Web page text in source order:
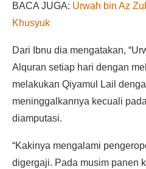
BACA JUGA: Urwah bin Az
Khusyuk
Dari Ibnu dia mengatakan,
Alquran setiap hari dengan
melakukan Qiyamul Lail
meninggalkannya kecuali
diamputasi.
“Kakinya mengalami
digergaji. Pada musim panen